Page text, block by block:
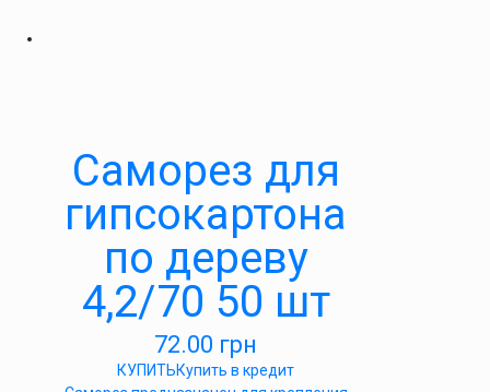
Саморез для
гипсокартона
по дереву
4,2/70 50 шт
72.00 грн
КУПИТЬКупить в кредит